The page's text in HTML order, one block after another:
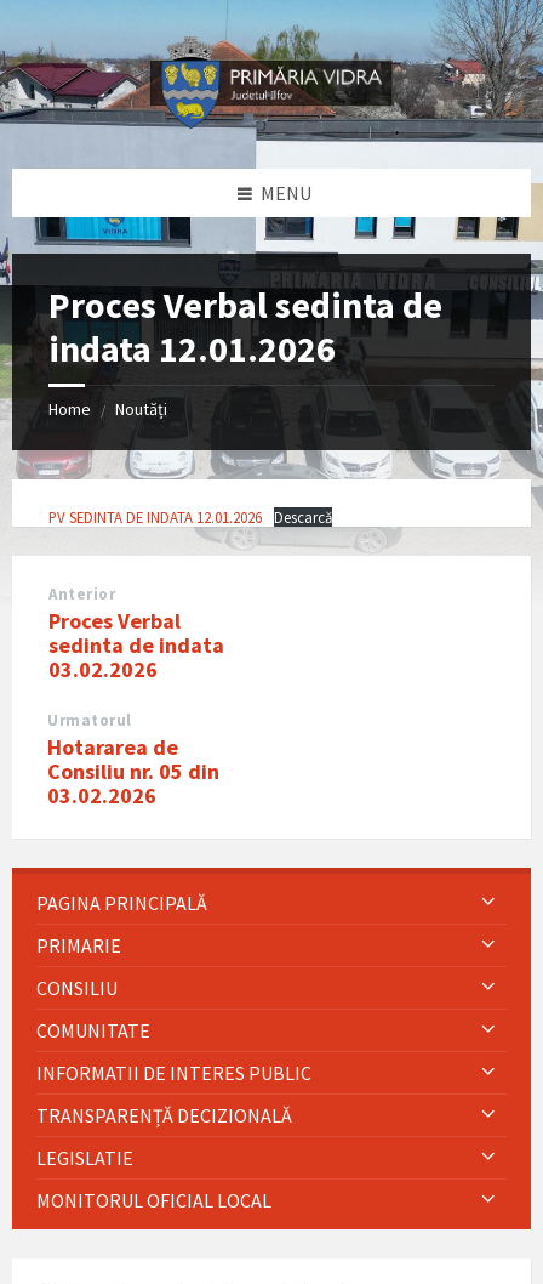
content
left
sidebar
right
sidebar
footer
MENU
Proces Verbal sedinta de
indata 12.01.2026
Home / Noutăți
PV SEDINTA DE INDATA 12.01.2026 Descarcă
Anterior
Proces Verbal
sedinta de indata
03.02.2026
Urmatorul
Hotararea de
Consiliu nr. 05 din
03.02.2026
PAGINA PRINCIPALĂ
PRIMARIE
CONSILIU
COMUNITATE
INFORMATII DE INTERES PUBLIC
TRANSPARENȚĂ DECIZIONALĂ
LEGISLATIE
MONITORUL OFICIAL LOCAL